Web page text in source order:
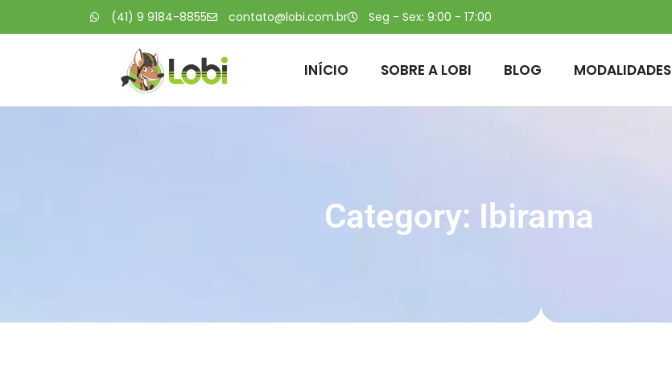
(41) 9 9184-8855 contato@lobi.com.br Seg - Sex: 9:00 - 17:00
INÍCIO SOBRE A LOBI BLOG MODALIDADES
Category: Ibirama